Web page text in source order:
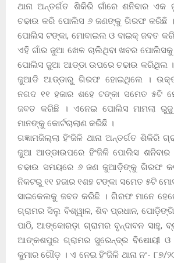
ଥାନା ଅନ୍ତର୍ଗତ ଶିକିରି ଗାଁରେ ଶନିବାର
ଚଢାଉ କରି ପୋଲିସ ୬ ଜଣଙ୍କୁ ଗିରଫ କରିଛି
ପୋଲିସ ଟଙ୍କା, ମୋବାଇଲ ଓ ବାଇକ୍ ଜବତ
ଏହି ଗାଁର ଜୁଆ ଖେଳ ଚାଲିଥିବା ଖବର ପୋଲିସକୁ
ପୋଲିସ ଜୁଆ ଆଡ୍ଡା ଉପରେ ଚଢାଉ କରିଥିଲ
ଜୁଆଡି ଆଡ୍ଡାରୁ ଗିରଫ ହୋଇଥିଲେ ।
ନଗଦ ୧୧ ହଜାର ଶହେ ଟଙ୍କା ସମେତ ୫ଟି
ଜବତ କରିଛି । ଏନେଇ ପୋଲିସ ମାମଲା
ମାନଙ୍କୁ କୋର୍ଟଚାଲାଣ କରିଛି ।
ଗଜ୍ଞାମଜିଲ୍ଲା ହିଂଜିଳି ଥାନା ଅନ୍ତର୍ଗତ ଶିକିରି
ଜୁଆ ଆଡ୍ଡାଉପରେ ହିଂଜିଳି ପୋଲିସ ଶନିବାର
ଚଢାଉ ସମୟରେ ୬ ଜଣ ଜୁଆଡ଼ିଙ୍କୁ ଗିରଫ
ନିକଟରୁ ୧୧ ହଜାର ୧ଶହ ଟଙ୍କା ସମେତ ୫ଟି
ସାଇକେଲକୁ ଜବତ କରିଛି । ଗିରଫ ମାନେ
ଗ୍ରାମର ସିଲୁ ବିଶ୍ୱାଳ, ଶିବ ପ୍ରଧାନ,
ପାଠି, ଆଙ୍କୋରଡ଼ା ଗ୍ରାମର ବୃନ୍ଦାବନ ସାହୁ,
ଆଙ୍କଶପୁର ଗ୍ରାମର ସୁରେନ୍ଦ୍ର ବିଷୋୟୀ ଓ
କୁମାର ଗୌଡ଼ । ଏ ନେଇ ହିଂଜିଳି ଥାନା ନଂ- ୮୭/